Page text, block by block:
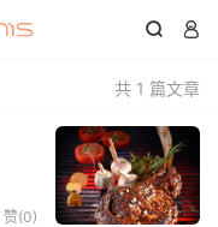
 
共 1 篇文章
赞(0)